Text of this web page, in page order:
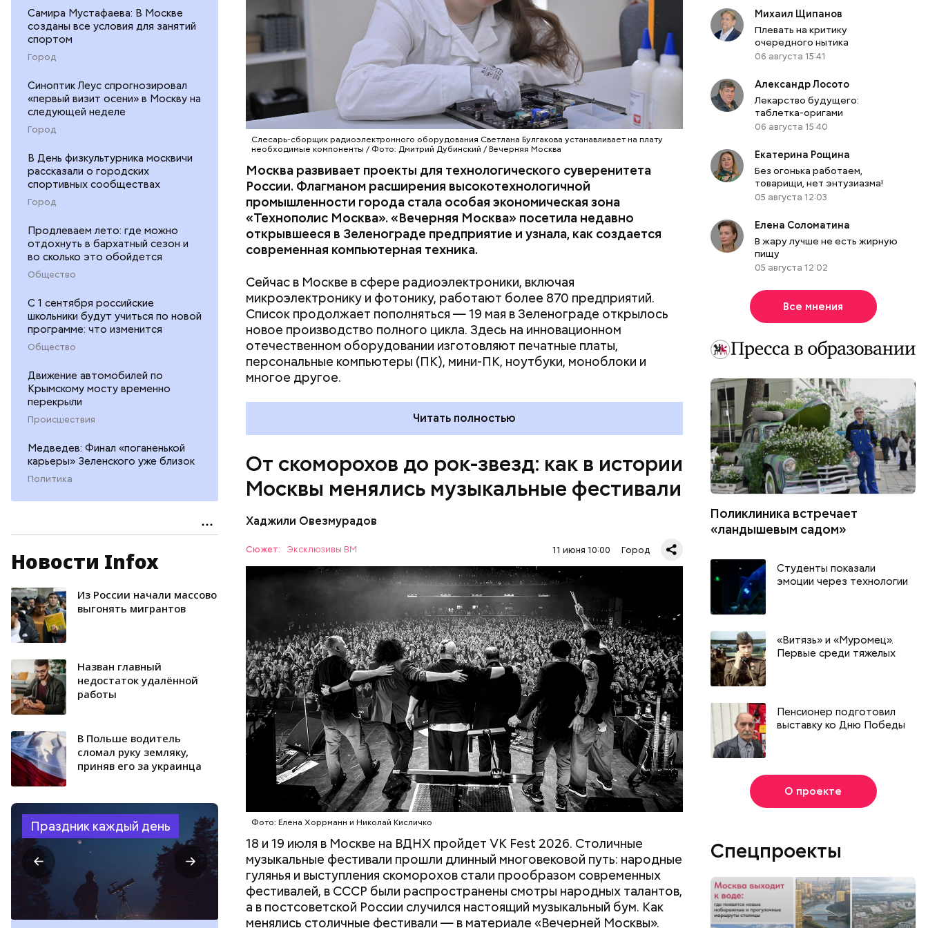
Самира Мустафаева: В Москве
созданы все условия для занятий
спортом
Город
Синоптик Леус спрогнозировал
«первый визит осени» в Москву на
следующей неделе
Город
В День физкультурника москвичи
рассказали о городских
спортивных сообществах
Город
Продлеваем лето: где можно
отдохнуть в бархатный сезон и
во сколько это обойдется
Общество
С 1 сентября российские
школьники будут учиться по новой
программе: что изменится
Общество
Движение автомобилей по
Крымскому мосту временно
перекрыли
Происшествия
Медведев: Финал «поганенькой
карьеры» Зеленского уже близок
Политика
Новости Infox
Из России начали массово
выгонять мигрантов
Назван главный
недостаток удалённой
работы
В Польше водитель
сломал руку земляку,
приняв его за украинца
Праздник каждый день
Слесарь-сборщик радиоэлектронного оборудования Светлана Булгакова устанавливает на плату
необходимые компоненты / Фото: Дмитрий Дубинский / Вечерняя Москва
Москва развивает проекты для технологического суверенитета
России. Флагманом расширения высокотехнологичной
промышленности города стала особая экономическая зона
«Технополис Москва». «Вечерняя Москва» посетила недавно
открывшееся в Зеленограде предприятие и узнала, как создается
современная компьютерная техника.
Сейчас в Москве в сфере радиоэлектроники, включая
микроэлектронику и фотонику, работают более 870 предприятий.
Список продолжает пополняться — 19 мая в Зеленограде открылось
новое производство полного цикла. Здесь на инновационном
отечественном оборудовании изготовляют печатные платы,
персональные компьютеры (ПК), мини-ПК, ноутбуки, моноблоки и
многое другое.
Читать полностью
ТЕХНОЛОГИИ МОСКВА
ПРОМЫШЛЕННОСТЬ
ТЕХНОПОЛИС «МОСКВА»
От скоморохов до рок-звезд: как в истории
Москвы менялись музыкальные фестивали
Хаджили Овезмурадов
Сюжет: Эксклюзивы ВМ 11 июня 10:00 Город
Фото: Елена Хоррманн и Николай Кисличко
18 и 19 июля в Москве на ВДНХ пройдет VK Fest 2026. Столичные
музыкальные фестивали прошли длинный многовековой путь: народные
гулянья и выступления скоморохов стали прообразом современных
фестивалей, в СССР были распространены смотры народных талантов,
а в постсоветской России случился настоящий музыкальный бум. Как
менялись столичные фестивали — в материале «Вечерней Москвы».
Фото: public domain
В царской России не было музыкальных фестивалей в современном
понимании, но существовали разные развлекательные мероприятия,
музыкантов и артистов на Руси были скоморохи. Их творчество
сочетало в себе не только музыку, но и танцы, театрализованные и
цирковые представления. Появившиеся как минимум в XI веке
В Москве скоморохи были настолько заметной частью городской
жизни, что в районе современной улицы Большой Дмитровки
существовала целая Скоморошья слобода. Они не только веселили
народ на улицах и площадях, но и выступали при царском дворе:
поклонником скоморошьего творчества был Иван Грозный. Именно по
его инициативе был организован потешный двор при царском дворце.
МОСКВА ИСТОРИЯ ФЕСТИВАЛИ
Михаил Щипанов
Плевать на критику
очередного нытика
06 августа 15:41
Александр Лосото
Лекарство будущего:
таблетка-оригами
06 августа 15:40
Екатерина Рощина
Без огонька работаем,
товарищи, нет энтузиазма!
05 августа 12:03
Елена Соломатина
В жару лучше не есть жирную
пищу
05 августа 12:02
Все мнения
Поликлиника встречает
«ландышевым садом»
Студенты показали
эмоции через технологии
«Витязь» и «Муромец».
Первые среди тяжелых
Пенсионер подготовил
выставку ко Дню Победы
О проекте
Спецпроекты